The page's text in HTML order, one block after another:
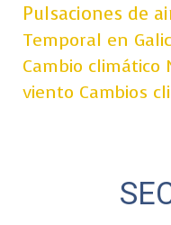
Pulsaciones de
Temporal en
Cambio climático
viento Cambios